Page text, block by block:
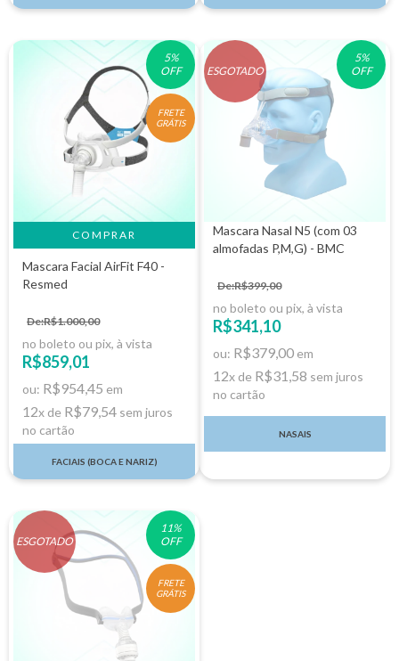
5%
OFF
FRETE
GRÁTIS
COMPRAR
Mascara Facial AirFit F40 -
Resmed
De:R$1.000,00
no boleto ou pix, à vista
R$859,01
ou: R$954,45 em
12x de R$79,54 sem juros
no cartão
FACIAIS (BOCA E NARIZ)
ESGOTADO
5%
OFF
Mascara Nasal N5 (com 03
almofadas P,M,G) - BMC
De:R$399,00
no boleto ou pix, à vista
R$341,10
ou: R$379,00 em
12x de R$31,58 sem juros
no cartão
NASAIS
ESGOTADO
11%
OFF
FRETE
GRÁTIS